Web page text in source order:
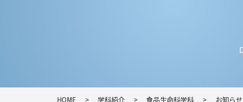
HOME > 学科紹介 > 食品生命科学科 > お知らせ